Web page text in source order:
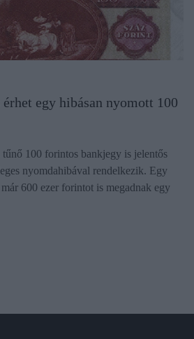
egy hibásan nyomott 100
100 forintos bankjegy is jelentős
nyomdahibával rendelkezik. Egy
600 ezer forintot is megadnak egy